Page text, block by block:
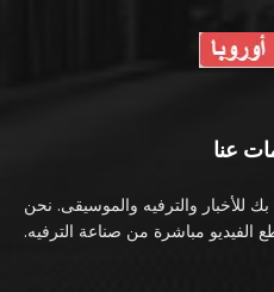
عنا
للأخبار والترفيه والموسيقى. نحن
الفيديو مباشرة من صناعة الترفيه.